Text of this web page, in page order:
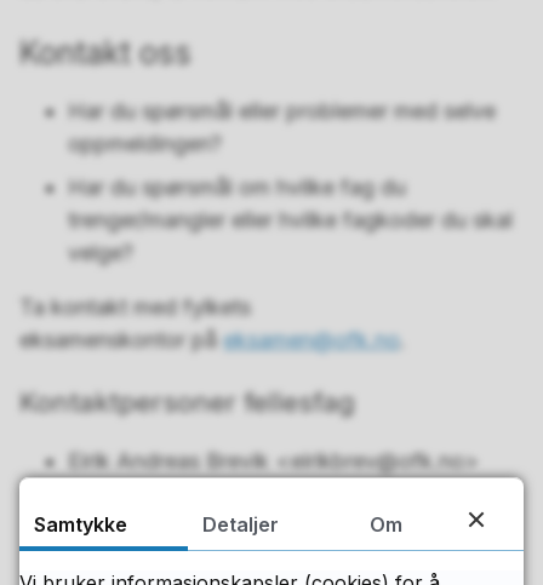
Kontakt oss
Har du spørsmål eller problemer med selve
oppmeldingen?
Har du spørsmål om hvilke fag du
trenger/mangler eller hvilke fagkoder du skal
velge?
Ta kontakt med fylkets
eksamenskontor påeksamen@ofk.no.
Kontaktpersoner fellesfag
Eirik Andreas Brevik <eirikbrev@ofk.no>
Historie
Samfunnskunnskap
Samtykke Detaljer Om